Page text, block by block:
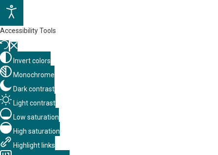
Accessibility Tools
Invert colors
Monochrome
Dark contrast
Light contrast
Low saturation
High saturation
Highlight links